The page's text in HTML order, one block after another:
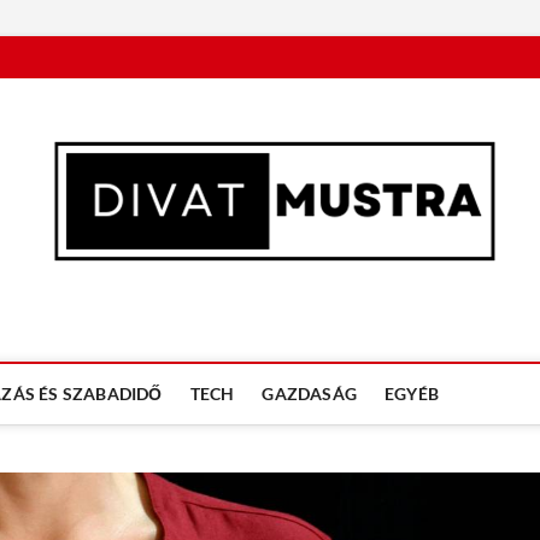
ÉS SZABADIDŐ TECH GAZDASÁG EGYÉB